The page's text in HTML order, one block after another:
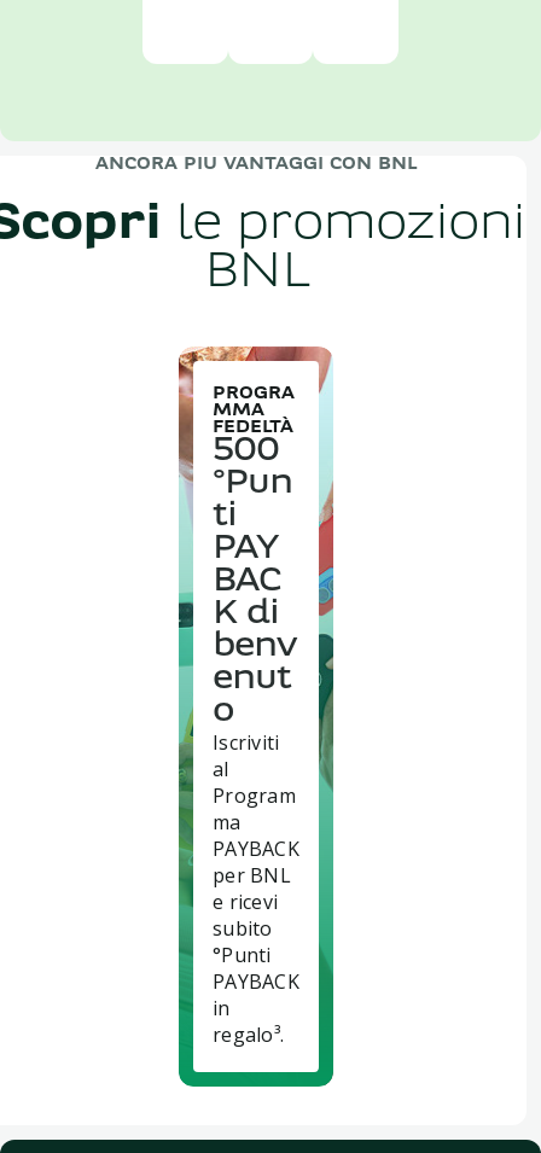
ANCORA PIU VANTAGGI CON BNL
le promozioni
BNL
PROGRA
MMA
FEDELTÀ
500
°Pun
ti
PAY
BAC
K di
benv
enut
o
Iscriviti
al
Program
ma
PAYBACK
per BNL
e ricevi
subito
°Punti
PAYBACK
in
regalo³.